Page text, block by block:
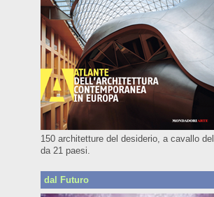
150 architetture del desiderio, a cavallo
da 21 paesi.
dal Futuro